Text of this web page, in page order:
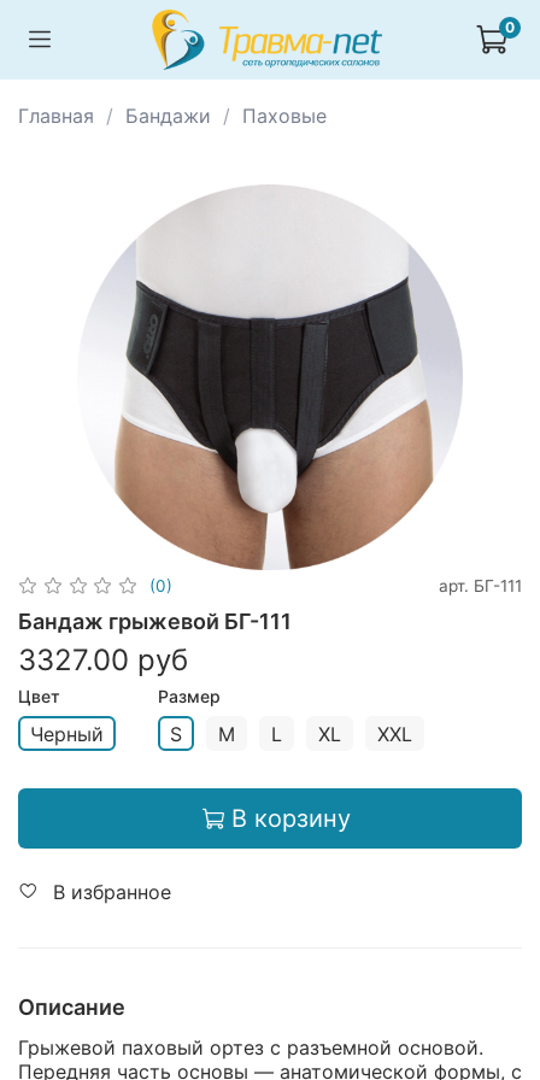
0
Главная Бандажи Паховые
(0) арт. БГ-111
Бандаж грыжевой БГ-111
3327.00 руб
Цвет
Черный
Размер
S M L XL XXL
В корзину
В избранное
Описание
Грыжевой паховый ортез с разъемной основой.
Передняя часть основы ― анатомической формы, с